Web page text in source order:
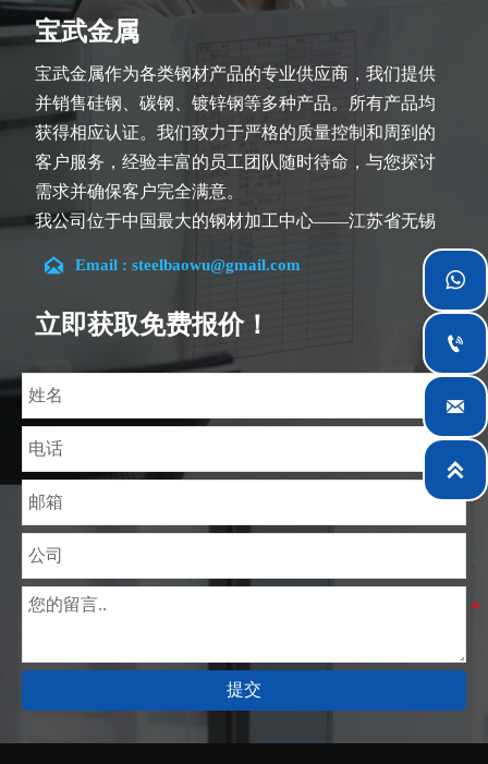
宝武金属
宝武金属作为各类钢材产品的专业供应商，我们提供
并销售硅钢、碳钢、镀锌钢等多种产品。所有产品均
获得相应认证。我们致力于严格的质量控制和周到的
客户服务，经验丰富的员工团队随时待命，与您探讨
需求并确保客户完全满意。
我公司位于中国最大的钢材加工中心——江苏省无锡
市。团队深耕行业14余年，在各类硅钢项目上具有丰
富经验，熟悉CE、SGS等多种硅钢标准。我们可根据
特殊需求进行设计定制，并确保安全性、高效性及合
理价格。目前我们已逐步扩展至五座专业配送仓库和
钢材加工设施，为全球采矿、建筑、工程及通用制造
业提供专业服务。
 Email : steelbaowu@gmail.com
立即获取免费报价！
提交



